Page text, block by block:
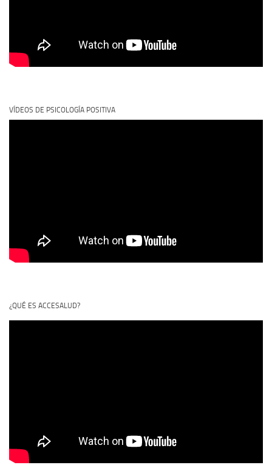
VÍDEOS DE PSICOLOGÍA POSITIVA
¿QUÉ ES ACCESALUD?